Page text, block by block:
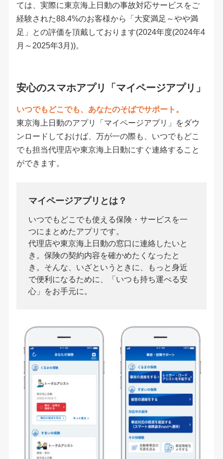
ては、実際に東京海上日動の事故対応サービスをご
経験された88.4%のお客様から「大変満足～やや満
足」との評価を頂戴しております(2024年度(2024年4
月～2025年3月))。
安心のスマホアプリ「マイページアプリ」
いつでもどこでも、あなたのそばでサポート。
東京海上日動のアプリ「マイページアプリ」をダウ
ンロードしておけば、万が一の際も、いつでもどこ
でも担当代理店や東京海上日動にすぐ連絡すること
ができます。
マイページアプリとは？
いつでもどこでも使える保険・サービスを一
つにまとめたアプリです。
代理店や東京海上日動の窓口に連絡したいと
き。保険の契約内容を確かめたくなったと
き。そんな、いざというときに、もっと身近
で便利になるために、「いつも持ち運べる安
心」をお手元に。